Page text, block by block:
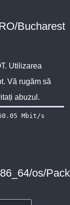
Bucharest
. Utilizarea
Vă rugăm să
abuzul.
os/